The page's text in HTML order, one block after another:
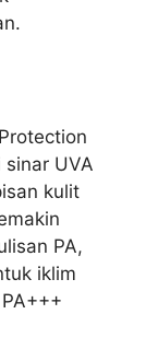
UVA
kulit
PA,
iklim